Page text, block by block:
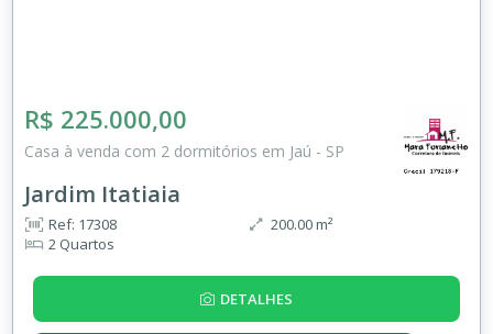
R$ 225.000,00
Casa à venda com 2 dormitórios em Jaú - SP
Jardim Itatiaia
Ref: 17308
2 Quartos
200.00 m²
DETALHES